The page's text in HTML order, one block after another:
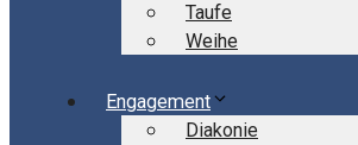
Taufe
Weihe
Engagement
Diakonie